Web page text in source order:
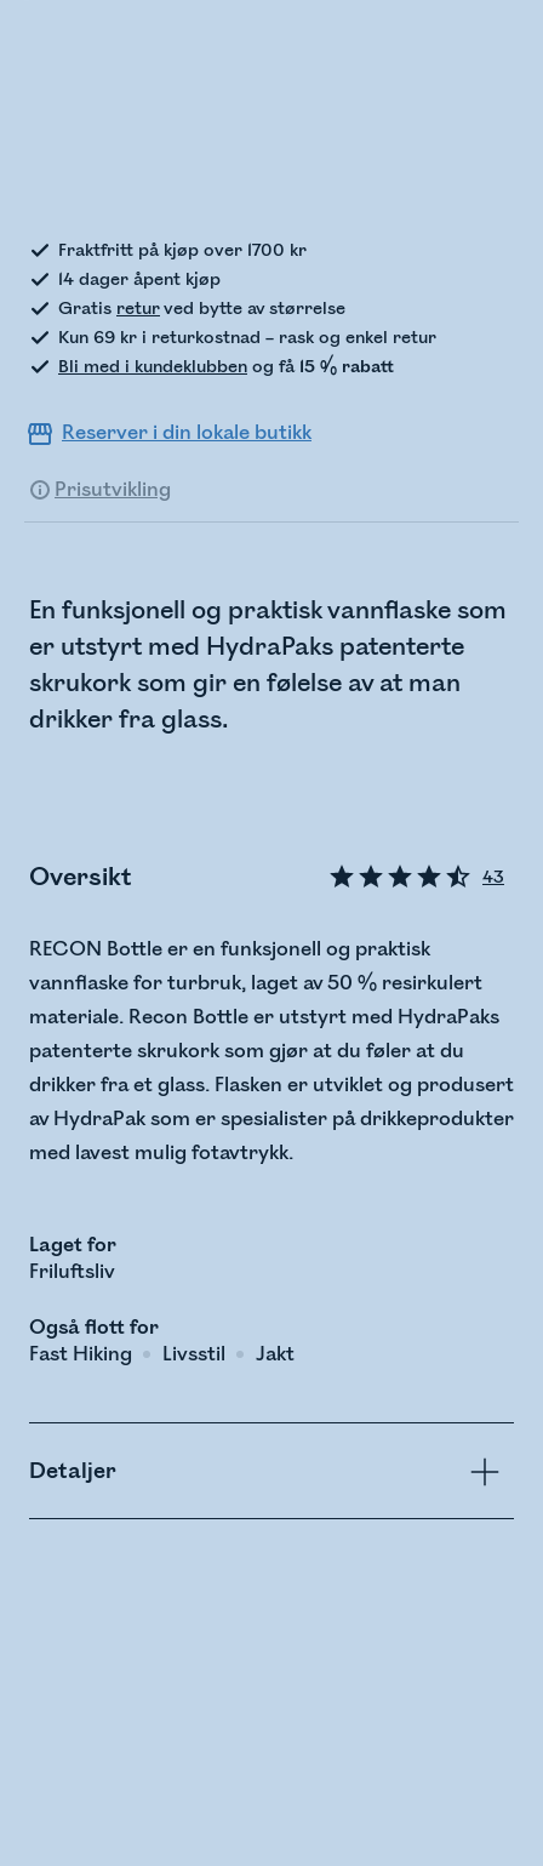
Fraktfritt på kjøp over 1700 kr
14 dager åpent kjøp
Gratis returved bytte av størrelse
Kun 69 kr i returkostnad – rask og enkel retur
Bli med i kundeklubben og få 15 % rabatt
Reserver i din lokale butikk
Prisutvikling
En funksjonell og praktisk vannflaske som
er utstyrt med HydraPaks patenterte
skrukork som gir en følelse av at man
drikker fra glass.
Oversikt 43
RECON Bottle er en funksjonell og praktisk
vannflaske for turbruk, laget av 50 % resirkulert
materiale. Recon Bottle er utstyrt med HydraPaks
patenterte skrukork som gjør at du føler at du
drikker fra et glass. Flasken er utviklet og produsert
av HydraPak som er spesialister på drikkeprodukter
med lavest mulig fotavtrykk.
Laget for
Friluftsliv
Også flott for
Fast Hiking
Livsstil Jakt
Detaljer